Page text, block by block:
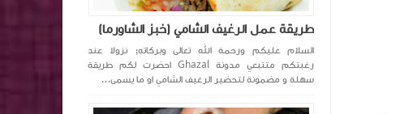
طريقة عمل الرغيف الشامي (خبز الشاورما)
السلام عليكم ورحمة الله تعالى وبركاته; نزولا عند
رغبتكم متتبعي مدونة Ghazal احضرت لكم طريقة
سهلة و مضمونة لتحضير الرغيف الشامي او ما يسمى...